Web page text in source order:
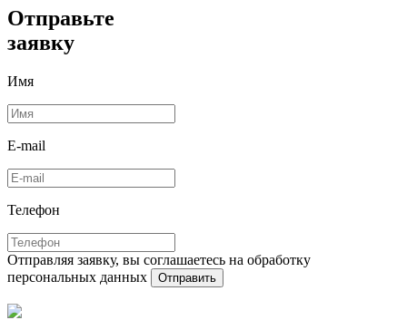
Отправьте
заявку
Имя
E-mail
Телефон
Отправляя заявку, вы соглашаетесь на обработку
персональных данных
Отправить